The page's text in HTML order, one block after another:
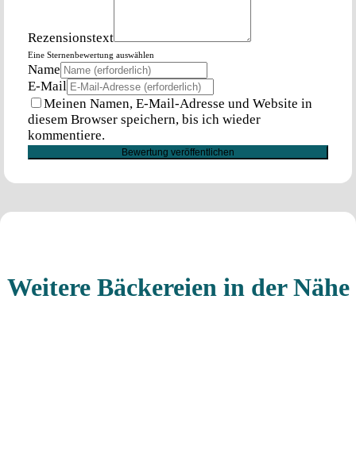
Rezensionstext
Eine Sternenbewertung auswählen
Name
E-Mail
Meinen Namen, E-Mail-Adresse und Website in
diesem Browser speichern, bis ich wieder
kommentiere.
Weitere Bäckereien in der Nähe